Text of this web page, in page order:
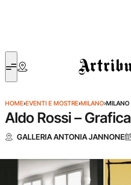
Artribune
HOME›EVENTI E MOSTRE›MILANO›MILANO
Aldo Rossi – Grafica
GALLERIA ANTONIA JANNONE